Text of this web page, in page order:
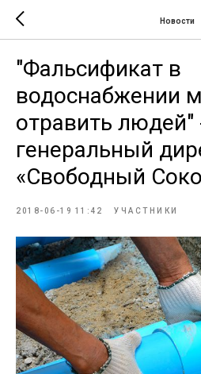
Новости
"Фальсификат в
водоснабжении
отравить людей"
генеральный
«Свободный
2018-06-19 11:42 УЧАСТНИКИ